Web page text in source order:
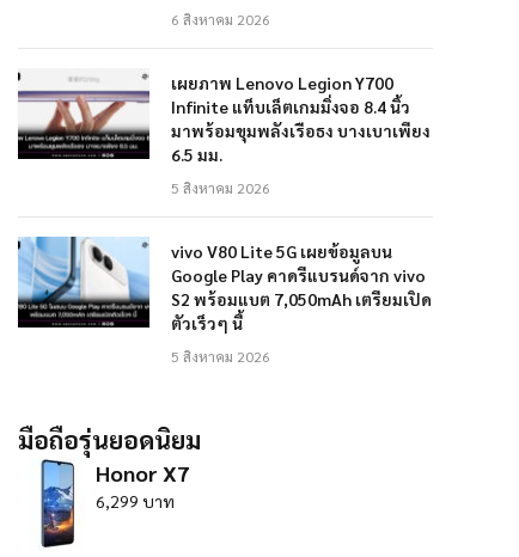
6 สิงหาคม 2026
เผยภาพ Lenovo Legion Y700
Infinite แท็บเล็ตเกมมิ่งจอ 8.4 นิ้ว
มาพร้อมขุมพลังเรือธง บางเบาเพียง
6.5 มม.
5 สิงหาคม 2026
vivo V80 Lite 5G เผยข้อมูลบน
Google Play คาดรีแบรนด์จาก vivo
S2 พร้อมแบต 7,050mAh เตรียมเปิด
ตัวเร็วๆ นี้
5 สิงหาคม 2026
มือถือรุ่นยอดนิยม
Honor X7
6,299 บาท